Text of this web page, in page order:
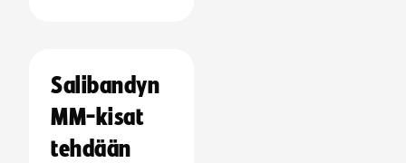
Salibandyn
MM-kisat
tehdään